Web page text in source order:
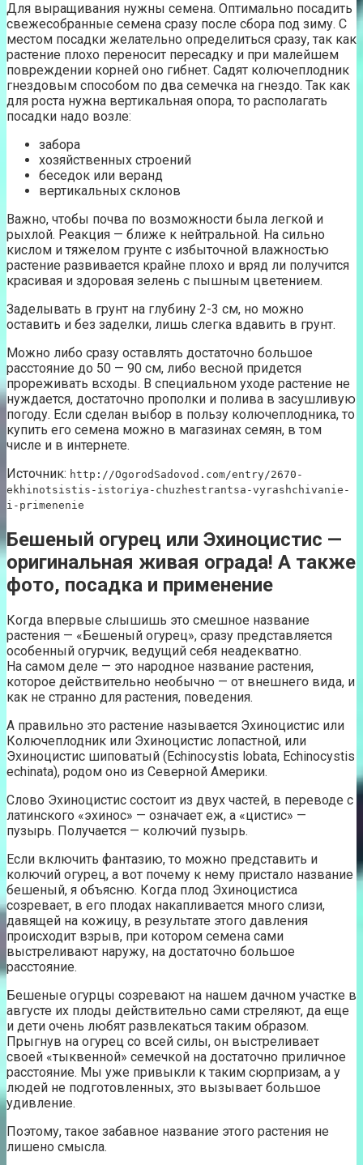
Для выращивания нужны семена. Оптимально посадить
свежесобранные семена сразу после сбора под зиму. С
местом посадки желательно определиться сразу, так как
растение плохо переносит пересадку и при малейшем
повреждении корней оно гибнет. Садят колючеплодник
гнездовым способом по два семечка на гнездо. Так как
для роста нужна вертикальная опора, то располагать
посадки надо возле:
забора
хозяйственных строений
беседок или веранд
вертикальных склонов
Важно, чтобы почва по возможности была легкой и
рыхлой. Реакция — ближе к нейтральной. На сильно
кислом и тяжелом грунте с избыточной влажностью
растение развивается крайне плохо и вряд ли получится
красивая и здоровая зелень с пышным цветением.
Заделывать в грунт на глубину 2-3 см, но можно
оставить и без заделки, лишь слегка вдавить в грунт.
Можно либо сразу оставлять достаточно большое
расстояние до 50 — 90 см, либо весной придется
прореживать всходы. В специальном уходе растение не
нуждается, достаточно прополки и полива в засушливую
погоду. Если сделан выбор в пользу колючеплодника, то
купить его семена можно в магазинах семян, в том
числе и в интернете.
Источник: http://OgorodSadovod.com/entry/2670-
ekhinotsistis-istoriya-chuzhestrantsa-vyrashchivanie-
i-primenenie
Бешеный огурец или Эхиноцистис —
оригинальная живая ограда! А также
фото, посадка и применение
Когда впервые слышишь это смешное название
растения — «Бешеный огурец», сразу представляется
особенный огурчик, ведущий себя неадекватно.
На самом деле — это народное название растения,
которое действительно необычно — от внешнего вида, и
как не странно для растения, поведения.
А правильно это растение называется Эхиноцистис или
Колючеплодник или Эхиноцистис лопастной, или
Эхиноцистис шиповатый (Echinocystis lobata, Echinocystis
echinata), родом оно из Северной Америки.
Слово Эхиноцистис состоит из двух частей, в переводе с
латинского «эхинос» — означает еж, а «цистис» —
пузырь. Получается — колючий пузырь.
Если включить фантазию, то можно представить и
колючий огурец, а вот почему к нему пристало название
бешеный, я объясню. Когда плод Эхиноцистиса
созревает, в его плодах накапливается много слизи,
давящей на кожицу, в результате этого давления
происходит взрыв, при котором семена сами
выстреливают наружу, на достаточно большое
расстояние.
Бешеные огурцы созревают на нашем дачном участке в
августе их плоды действительно сами стреляют, да еще
и дети очень любят развлекаться таким образом.
Прыгнув на огурец со всей силы, он выстреливает
своей «тыквенной» семечкой на достаточно приличное
расстояние. Мы уже привыкли к таким сюрпризам, а у
людей не подготовленных, это вызывает большое
удивление.
Поэтому, такое забавное название этого растения не
лишено смысла.